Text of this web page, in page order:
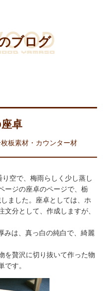
ブログ
卓
板素材・カウンター材
空で、梅雨らしく少し蒸し
ージの座卓のページで、栃
ました。座卓としては、ホ
分として、作成しますが、
は、真っ白の純白で、綺麗
を贅沢に切り抜いて作った物
す。